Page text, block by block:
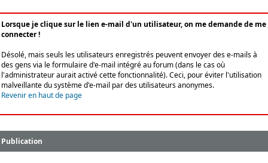
Lorsque je clique sur le lien e-mail d'un utilisateur, on me demande de me
connecter !
Désolé, mais seuls les utilisateurs enregistrés peuvent envoyer des e-mails à
des gens via le formulaire d'e-mail intégré au forum (dans le cas où
l'administrateur aurait activé cette fonctionnalité). Ceci, pour éviter l'utilisation
malveillante du système d'e-mail par des utilisateurs anonymes.
Revenir en haut de page
Publication